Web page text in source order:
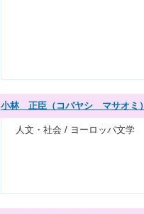
小林 正臣（コバヤシ マサオミ）
人文・社会 / ヨーロッパ文学